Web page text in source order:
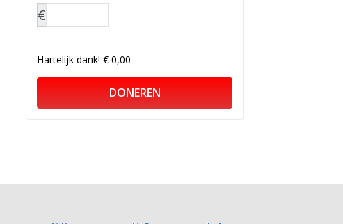
€
Hartelijk dank!€ 0,00
DONEREN